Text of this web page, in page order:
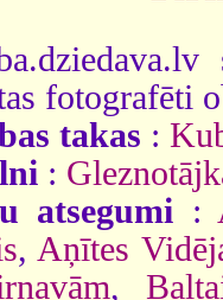
fotografēti
takas :
:
atsegumi :
, Aņītes
,